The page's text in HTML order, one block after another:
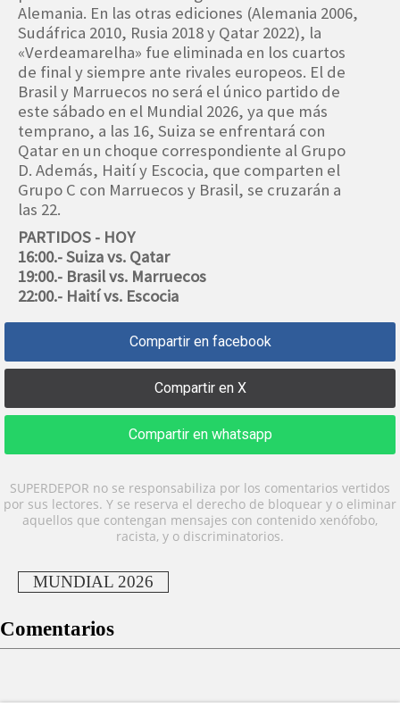
Alemania. En las otras ediciones (Alemania 2006,
Sudáfrica 2010, Rusia 2018 y Qatar 2022), la
«Verdeamarelha» fue eliminada en los cuartos
de final y siempre ante rivales europeos. El de
Brasil y Marruecos no será el único partido de
este sábado en el Mundial 2026, ya que más
temprano, a las 16, Suiza se enfrentará con
Qatar en un choque correspondiente al Grupo
D. Además, Haití y Escocia, que comparten el
Grupo C con Marruecos y Brasil, se cruzarán a
las 22.
PARTIDOS - HOY
16:00.- Suiza vs. Qatar
19:00.- Brasil vs. Marruecos
22:00.- Haití vs. Escocia
Compartir en facebook
Compartir en X
Compartir en whatsapp
SUPERDEPOR no se responsabiliza por los comentarios vertidos
por sus lectores. Y se reserva el derecho de bloquear y o eliminar
aquellos que contengan mensajes con contenido xenófobo,
racista, y o discriminatorios.
MUNDIAL 2026
Comentarios